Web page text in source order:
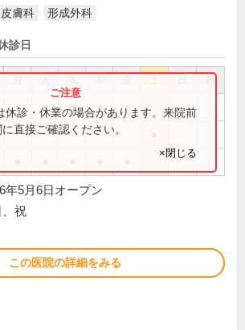
皮膚科 形成外科
診日
祝
● ● ● ● ●
休診・休業の場合があります。来院前
直接ご確認ください。
×閉じる
年5月6日オープン
、祝
この医院の詳細をみる